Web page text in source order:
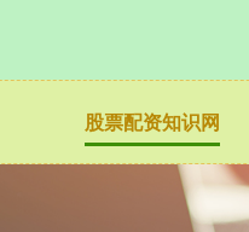
股票配资知识网